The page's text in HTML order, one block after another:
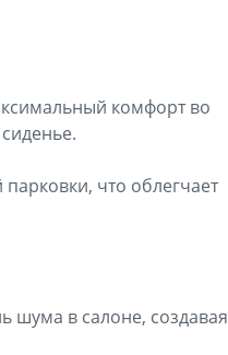
комфорт во
что облегчает
шума в салоне, создавая